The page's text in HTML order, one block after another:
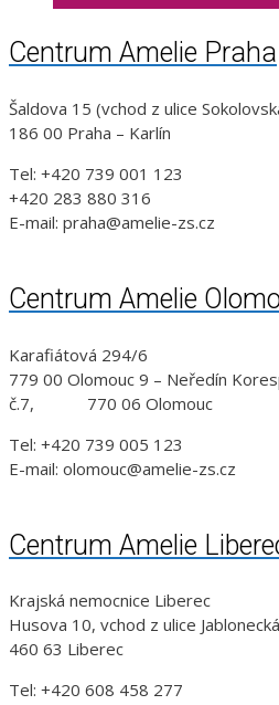
Centrum Amelie Praha
Šaldova 15 (vchod z ulice
186 00 Praha – Karlín
Tel: +420 739 001 123
+420 283 880 316
E-mail: praha@amelie-zs.cz
Centrum Amelie
Karafiátová 294/6
779 00 Olomouc 9 – Neředín
č.7, 770 06 Olomouc
Tel: +420 739 005 123
E-mail: olomouc@amelie-zs.cz
Centrum Amelie
Krajská nemocnice Liberec
Husova 10, vchod z ulice Jablonecká
460 63 Liberec
Tel: +420 608 458 277